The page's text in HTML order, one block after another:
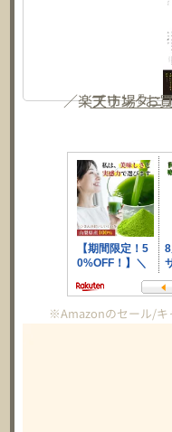
プリンタニ
／楽天市場『お
※Amazonのセール/キ